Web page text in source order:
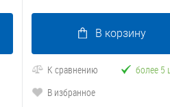
В корзину
К сравнению
более 5
В избранное